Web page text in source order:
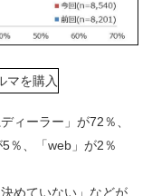
マを購入
ィーラー」が72％、
％、「web」が2％
めていない」などが